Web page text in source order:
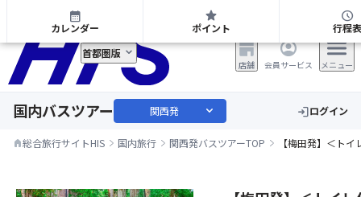
関西発 日帰り・宿泊バスツアー
首都圏版
店舗 会員サービス メニュー
国内バスツアー 関西発 expand_more loginログイン
home総合旅行サイトHIS 国内旅行 関西発バスツアーTOP 【梅田発】＜ト
calendar_month
カレンダー
star
ポイント
schedule
行程表